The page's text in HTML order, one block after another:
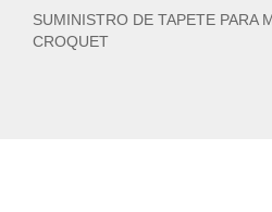
SUMINISTRO DE TAPETE PARA
CROQUET